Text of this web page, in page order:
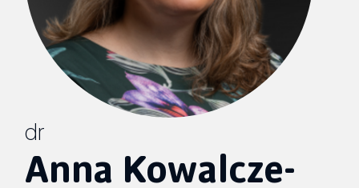
dr
Anna Kowalcze-